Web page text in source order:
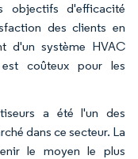
objectifs d'efficacité
des clients en
d'un système HVAC
coûteux pour les
a été l'un des
dans ce secteur. La
le moyen le plus